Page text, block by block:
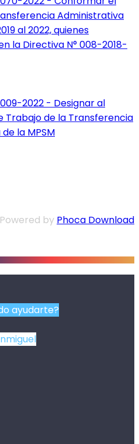
Administrativa
al 2022, quienes
la Directiva N° 008-2018-
2022 - Designar al
Trabajo de la Transferencia
la MPSM
Powered by Phoca Download
ayudarte?